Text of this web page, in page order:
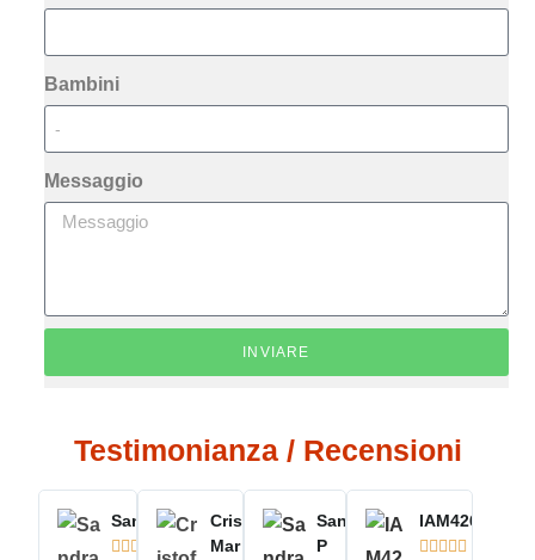
Bambini
Messaggio
INVIARE
Testimonianza / Recensioni
Sandra B
   
Cristoforo
Mar
Sandra
P
IAM426
    